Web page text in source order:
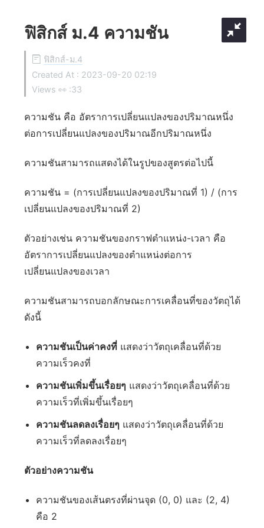
ฟิสิกส์ ม.4 ความชัน
ฟิสิกส์-ม.4
Created At : 2023-09-20 02:19
Views 👀 :33
ความชัน คือ อัตราการเปลี่ยนแปลงของปริมาณหนึ่ง
ต่อการเปลี่ยนแปลงของปริมาณอีกปริมาณหนึ่ง
ความชันสามารถแสดงได้ในรูปของสูตรต่อไปนี้
ความชัน = (การเปลี่ยนแปลงของปริมาณที่ 1) / (การ
เปลี่ยนแปลงของปริมาณที่ 2)
ตัวอย่างเช่น ความชันของกราฟตำแหน่ง-เวลา คือ
อัตราการเปลี่ยนแปลงของตำแหน่งต่อการ
เปลี่ยนแปลงของเวลา
ความชันสามารถบอกลักษณะการเคลื่อนที่ของวัตถุได้
ดังนี้
ความชันเป็นค่าคงที่ แสดงว่าวัตถุเคลื่อนที่ด้วย
ความเร็วคงที่
ความชันเพิ่มขึ้นเรื่อยๆ แสดงว่าวัตถุเคลื่อนที่ด้วย
ความเร็วที่เพิ่มขึ้นเรื่อยๆ
ความชันลดลงเรื่อยๆ แสดงว่าวัตถุเคลื่อนที่ด้วย
ความเร็วที่ลดลงเรื่อยๆ
ตัวอย่างความชัน
ความชันของเส้นตรงที่ผ่านจุด (0, 0) และ (2, 4)
คือ 2